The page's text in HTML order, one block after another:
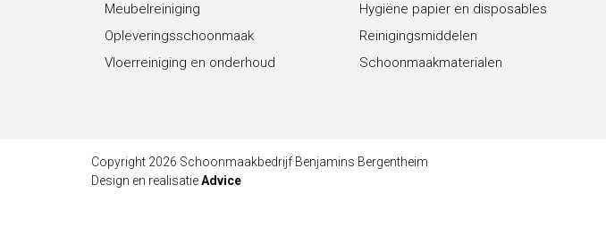
Meubelreiniging
Opleveringsschoonmaak
Vloerreiniging en onderhoud
Hygiëne papier en disposables
Reinigingsmiddelen
Schoonmaakmaterialen
Copyright 2026 Schoonmaakbedrijf Benjamins Bergentheim
Design en realisatieAdvice